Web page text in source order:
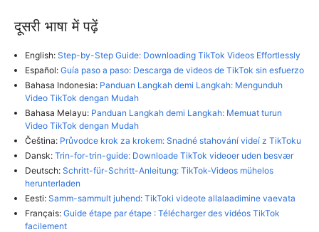
दूसरी भाषा में पढ़ें
English: Step-by-Step Guide: Downloading TikTok Videos Effortlessly
Español: Guía paso a paso: Descarga de videos de TikTok sin esfuerzo
Bahasa Indonesia: Panduan Langkah demi Langkah: Mengunduh
Video TikTok dengan Mudah
Bahasa Melayu: Panduan Langkah demi Langkah: Memuat turun
Video TikTok dengan Mudah
Čeština: Průvodce krok za krokem: Snadné stahování videí z TikToku
Dansk: Trin-for-trin-guide: Downloade TikTok videoer uden besvær
Deutsch: Schritt-für-Schritt-Anleitung: TikTok-Videos mühelos
herunterladen
Eesti: Samm-sammult juhend: TikToki videote allalaadimine vaevata
Français: Guide étape par étape : Télécharger des vidéos TikTok
facilement